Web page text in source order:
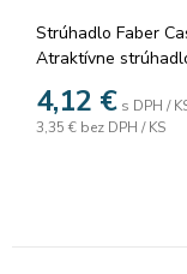
Strúhadlo Faber
Atraktívne
druhy ceruziek a
klasické,
zaručujú ideálny
odpad na oboch
4,12 € s DPH /
3,35 € bez DPH / KS